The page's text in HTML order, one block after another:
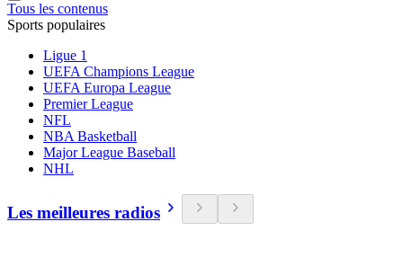
Tous les contenus
Sports populaires
Ligue 1
UEFA Champions League
UEFA Europa League
Premier League
NFL
NBA Basketball
Major League Baseball
NHL
Les meilleures radios